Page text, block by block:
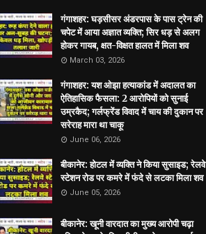
गंगाशहर: घड़सीसर अंडरपास के पास ट्रेन की
चपेट में आया अज्ञात व्यक्ति; सिर धड़ से अलग
होकर गायब, क्षत-विक्षत हालत में मिला शव
March 03, 2026
गंगाशहर: यश ओझा हत्याकांड में अदालत का
ऐतिहासिक फैसला: 2 आरोपियों को सुनाई
उम्रकैद; गर्लफ्रेंड विवाद में चाय की दुकान पर
सरेराह मारा था चाकू
June 06, 2026
बीकानेर: होटल में व्यक्ति ने किया सुसाइड; रेलवे
स्टेशन रोड पर कमरे में फंदे से लटका मिला शव
June 05, 2026
बीकानेर: खूनी वारदात का मुख्य आरोपी चढ़ा